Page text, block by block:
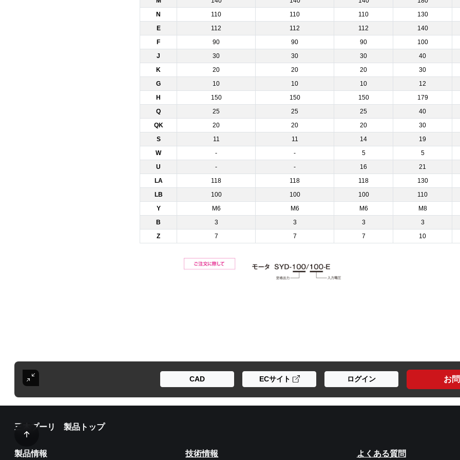
N
110 110 110 130
E
112 112 112 140
F
90 90 90 100
J
30 30 30 40
K
20 20 20 30
G
10 10 10 12
H
150 150 150 179
Q
25 25 25 40
QK
20 20 20 30
S
11 11 14 19
W
- - 5 5
U
- - 16 21
LA
118 118 118 130
LB
100 100 100 110
Y
M6 M6 M6 M8
B
3 3 3 3
Z
7 7 7 10
CAD ECサイト ログイン お
三木プーリ 製品トップ
製品情報 技術情報 よくある質問